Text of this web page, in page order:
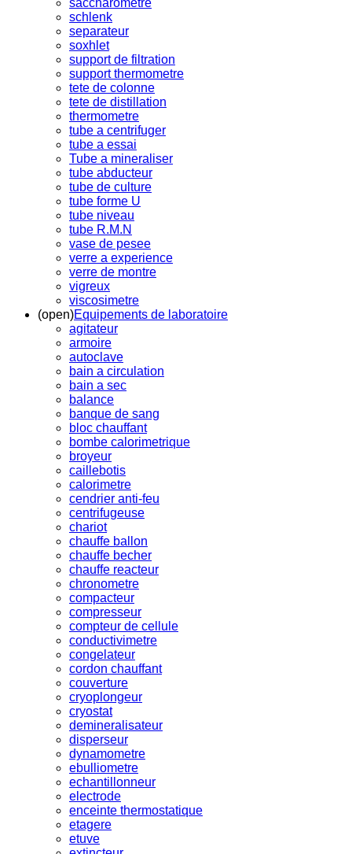
schlenk
separateur
soxhlet
support de filtration
support thermometre
tete de colonne
tete de distillation
thermometre
tube a centrifuger
tube a essai
Tube a mineraliser
tube abducteur
tube de culture
tube forme U
tube niveau
tube R.M.N
vase de pesee
verre a experience
verre de montre
vigreux
viscosimetre
(open)Equipements de laboratoire
agitateur
armoire
autoclave
bain a circulation
bain a sec
balance
banque de sang
bloc chauffant
bombe calorimetrique
broyeur
caillebotis
calorimetre
cendrier anti-feu
centrifugeuse
chariot
chauffe ballon
chauffe becher
chauffe reacteur
chronometre
compacteur
compresseur
compteur de cellule
conductivimetre
congelateur
cordon chauffant
couverture
cryoplongeur
cryostat
demineralisateur
disperseur
dynamometre
ebulliometre
echantillonneur
electrode
enceinte thermostatique
etagere
etuve